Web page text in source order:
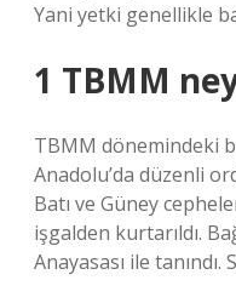
Yani yetki genellikle
1 TBMM
TBMM dönemindeki
Anadolu’da düzenli
Batı ve Güney
işgalden kurtarıldı.
Anayasası ile tanındı.